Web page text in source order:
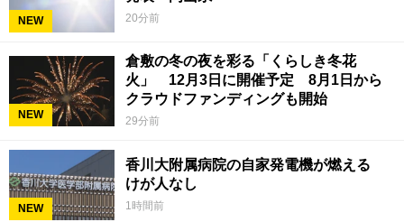
NEW 20分前
NEW
倉敷の冬の夜を彩る「くらしき冬花
火」 12月3日に開催予定 8月1日から
クラウドファンディングも開始
29分前
NEW
香川大附属病院の自家発電機が燃える
けが人なし
1時間前